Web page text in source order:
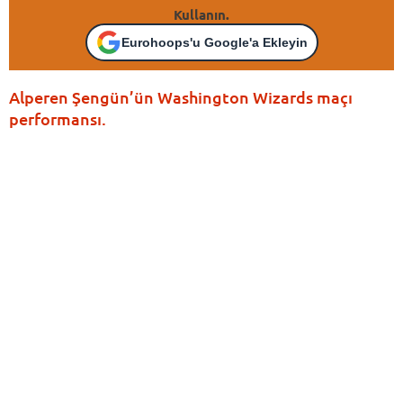
Kullanın.
Eurohoops'u Google'a Ekleyin
Alperen Şengün’ün Washington Wizards maçı
performansı.